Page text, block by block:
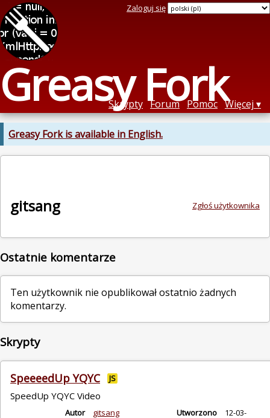
Greasy Fork
Zaloguj się
Skrypty Forum Pomoc Więcej
Greasy Fork is available in English.
Zgłoś użytkownika
gitsang
Ostatnie komentarze
Ten użytkownik nie opublikował ostatnio żadnych
komentarzy.
Skrypty
SpeeeedUp YQYC JS
SpeedUp YQYC Video
Autor
gitsang
Utworzono
12-03-